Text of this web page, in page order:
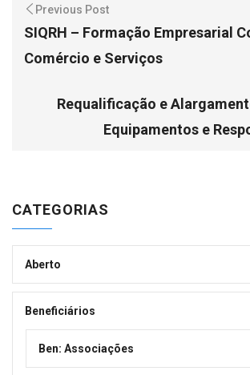
Previous Post
SIQRH – Formação Empresarial
Comércio e Serviços
Requalificação e
Equipamentos e
CATEGORIAS
Aberto
Beneficiários
Ben: Associações